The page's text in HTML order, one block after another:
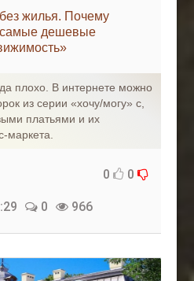
жилья. Почему
самые дешевые
плохо. В интернете можно
из серии «хочу/могу» с,
платьями и их
маркета.
0 0
0 966